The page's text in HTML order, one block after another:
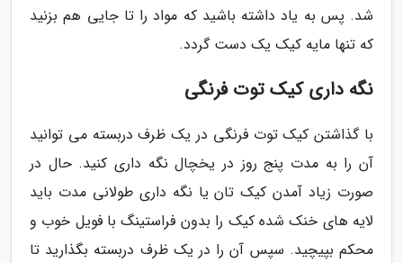
شد. پس به یاد داشته باشید که مواد را تا جایی هم بزنید
که تنها مایه کیک یک دست گردد.
نگه داری کیک توت فرنگی
با گذاشتن کیک توت فرنگی در یک ظرف دربسته می توانید
آن را به مدت پنج روز در یخچال نگه داری کنید. حال در
صورت زیاد آمدن کیک تان یا نگه داری طولانی مدت باید
لایه های خنک شده کیک را بدون فراستینگ با فویل خوب و
محکم بپیچید. سپس آن را در یک ظرف دربسته بگذارید تا